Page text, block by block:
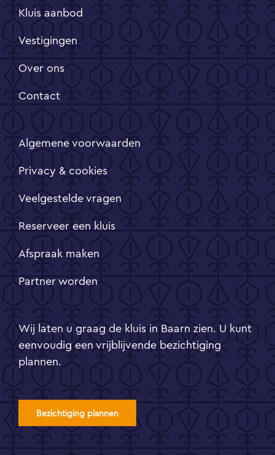
Kluis aanbod
Vestigingen
Over ons
Contact
Algemene voorwaarden
Privacy & cookies
Veelgestelde vragen
Reserveer een kluis
Afspraak maken
Partner worden
Wij laten u graag de kluis in Baarn zien. U kunt
eenvoudig een vrijblijvende bezichtiging
plannen.
Bezichtiging plannen